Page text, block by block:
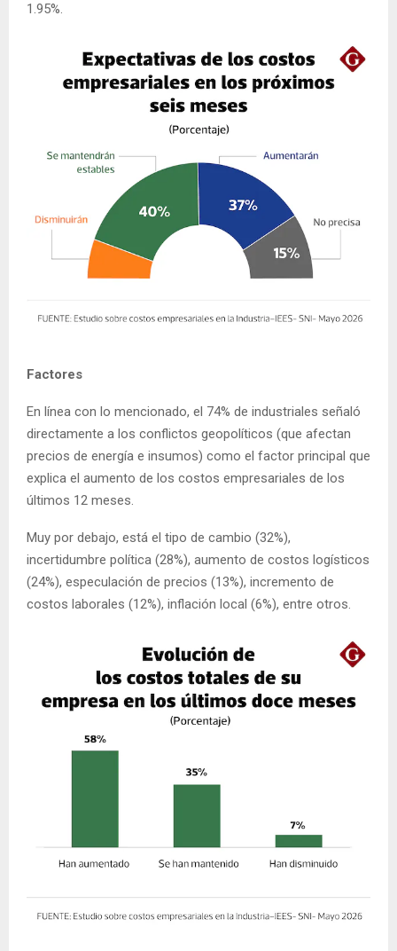
1.95%.
Factores
En línea con lo mencionado, el 74% de industriales señaló
directamente a los conflictos geopolíticos (que afectan
precios de energía e insumos) como el factor principal que
explica el aumento de los costos empresariales de los
últimos 12 meses.
Muy por debajo, está el tipo de cambio (32%),
incertidumbre política (28%), aumento de costos logísticos
(24%), especulación de precios (13%), incremento de
costos laborales (12%), inflación local (6%), entre otros.